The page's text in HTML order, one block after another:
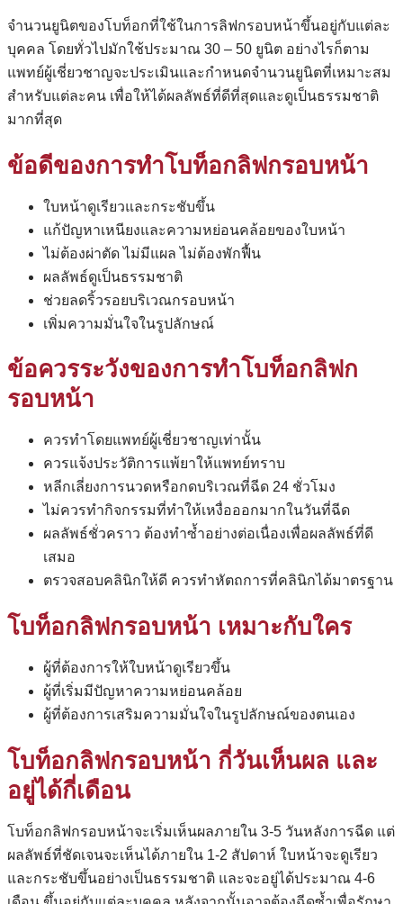
จำนวนยูนิตของโบท็อกที่ใช้ในการลิฟกรอบหน้าขึ้นอยู่กับแต่ละ
บุคคล โดยทั่วไปมักใช้ประมาณ 30 – 50 ยูนิต อย่างไรก็ตาม
แพทย์ผู้เชี่ยวชาญจะประเมินและกำหนดจำนวนยูนิตที่เหมาะสม
สำหรับแต่ละคน เพื่อให้ได้ผลลัพธ์ที่ดีที่สุดและดูเป็นธรรมชาติ
มากที่สุด
ข้อดีของการทำโบท็อกลิฟกรอบหน้า
ใบหน้าดูเรียวและกระชับขึ้น
แก้ปัญหาเหนียงและความหย่อนคล้อยของใบหน้า
ไม่ต้องผ่าตัด ไม่มีแผล ไม่ต้องพักฟื้น
ผลลัพธ์ดูเป็นธรรมชาติ
ช่วยลดริ้วรอยบริเวณกรอบหน้า
เพิ่มความมั่นใจในรูปลักษณ์
ข้อควรระวังของการทำโบท็อกลิฟก
รอบหน้า
ควรทำโดยแพทย์ผู้เชี่ยวชาญเท่านั้น
ควรแจ้งประวัติการแพ้ยาให้แพทย์ทราบ
หลีกเลี่ยงการนวดหรือกดบริเวณที่ฉีด 24 ชั่วโมง
ไม่ควรทำกิจกรรมที่ทำให้เหงื่อออกมากในวันที่ฉีด
ผลลัพธ์ชั่วคราว ต้องทำซ้ำอย่างต่อเนื่องเพื่อผลลัพธ์ที่ดี
เสมอ
ตรวจสอบคลินิกให้ดี ควรทำหัตถการที่คลินิกได้มาตรฐาน
โบท็อกลิฟกรอบหน้า เหมาะกับใคร
ผู้ที่ต้องการให้ใบหน้าดูเรียวขึ้น
ผู้ที่เริ่มมีปัญหาความหย่อนคล้อย
ผู้ที่ต้องการเสริมความมั่นใจในรูปลักษณ์ของตนเอง
โบท็อกลิฟกรอบหน้า กี่วันเห็นผล และ
อยู่ได้กี่เดือน
โบท็อกลิฟกรอบหน้าจะเริ่มเห็นผลภายใน 3-5 วันหลังการฉีด แต่
ผลลัพธ์ที่ชัดเจนจะเห็นได้ภายใน 1-2 สัปดาห์ ใบหน้าจะดูเรียว
และกระชับขึ้นอย่างเป็นธรรมชาติ และจะอยู่ได้ประมาณ 4-6